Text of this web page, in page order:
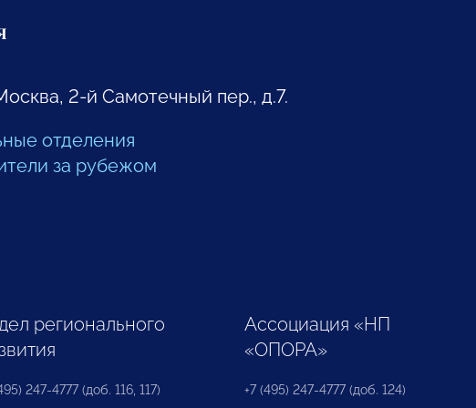
2-й Самотечный пер., д.7.
отделения
за рубежом
регионального
247-4777 (доб. 116, 117)
Ассоциация «НП
«ОПОРА»
+7 (495) 247-4777 (доб. 124)